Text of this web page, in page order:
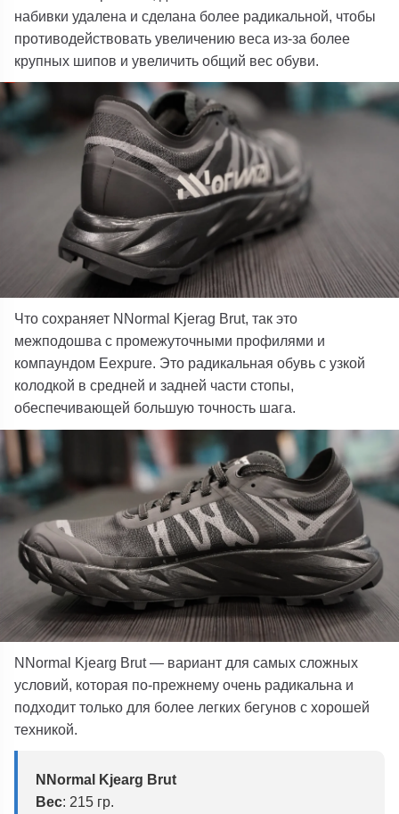
набивки удалена и сделана более радикальной, чтобы
противодействовать увеличению веса из-за более
крупных шипов и увеличить общий вес обуви.
Что сохраняет NNormal Kjerag Brut, так это
межподошва с промежуточными профилями и
компаундом Eexpure. Это радикальная обувь с узкой
колодкой в ​​средней и задней части стопы,
обеспечивающей большую точность шага.
NNormal Kjearg Brut — вариант для самых сложных
условий, которая по-прежнему очень радикальна и
подходит только для более легких бегунов с хорошей
техникой.
NNormal Kjearg Brut
Вес: 215 гр.